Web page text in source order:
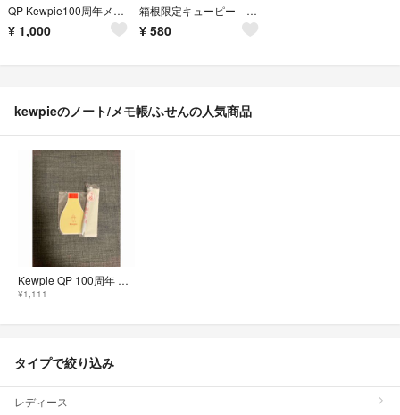
QP Kewpie100周年メモ 2セット
¥ 1,000
箱根限定キューピー 3冊セットメモ (寄せ木、金太郎、黒卵)
¥ 580
kewpieのノート/メモ帳/ふせんの人気商品
Kewpie QP 100周年 メモ ボールペン
¥1,111
タイプで絞り込み
レディース